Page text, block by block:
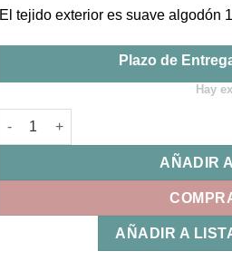
El tejido exterior es suave algodón
Plazo de
Hay
Almohada Ergonómica Rosa Kiokids
AÑADIR
AÑADIR A